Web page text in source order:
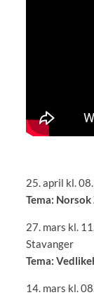
25. april kl.
Tema:
27. mars kl.
Stavanger
Tema:
14. mars kl.